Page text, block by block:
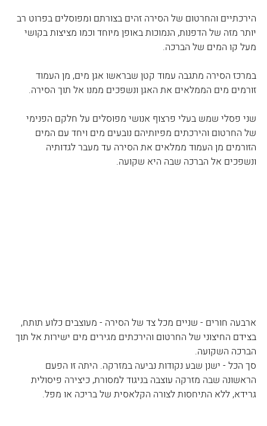
הירכתיים והחרטום של הסירה זהים בצורתם ומפוסלים בפרוט רב
יותר מזה של הדפנות, הנמוכות באופן מיוחד וכמו מציצות בקושי
מעל קו המים של הברכה.
במרכז הסירה מתגבה עמוד קטן שבראשו אגן מים, מן העמוד
זורמים מים הממלאים את האגן ונשפכים ממנו אל תוך הסירה.
שני פסלי שמש בעלי פרצוף אנושי מפוסלים על חלקם הפנימי
של החרטום והירכתים מפיותיהם נובעים מים ויחד עם המים
הזורמים מן העמוד ממלאים את הסירה עד מעבר לגדותיה
ונשפכים אל הברכה שבה היא שקועה.
ארבעה חורים - שניים מכל צד של הסירה - מעוצבים כלוע תותח,
בצידם החיצוני של החרטום והירכתים מגירים מים ישירות אל תוך
הברכה השקועה.
סך הכל - ישנן שבע נקודות נביעה במזרקה. היתה זו הפעם
הראשונה שבה מזרקה עוצבה בניגוד למסורת, כיצירה פיסולית
גרידא, ללא התיחסות לצורה הקלאסית של בריכה או מפל.